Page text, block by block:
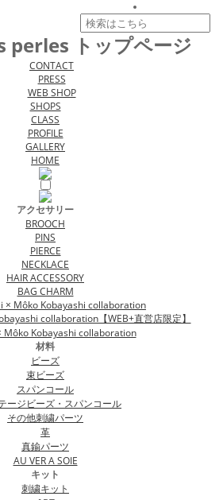
perles トップページ
CONTACT
PRESS
WEB SHOP
SHOPS
CLASS
PROFILE
GALLERY
HOME
アクセサリー
BROOCH
PINS
PIERCE
NECKLACE
HAIR ACCESSORY
BAG CHARM
× Môko Kobayashi collaboration
collaboration【WEB+直営店限定】
Môko Kobayashi collaboration
材料
ビーズ
束ビーズ
スパンコール
ージビーズ・スパンコール
その他刺繍パーツ
革
真鍮パーツ
AU VER A SOIE
キット
刺繍キット